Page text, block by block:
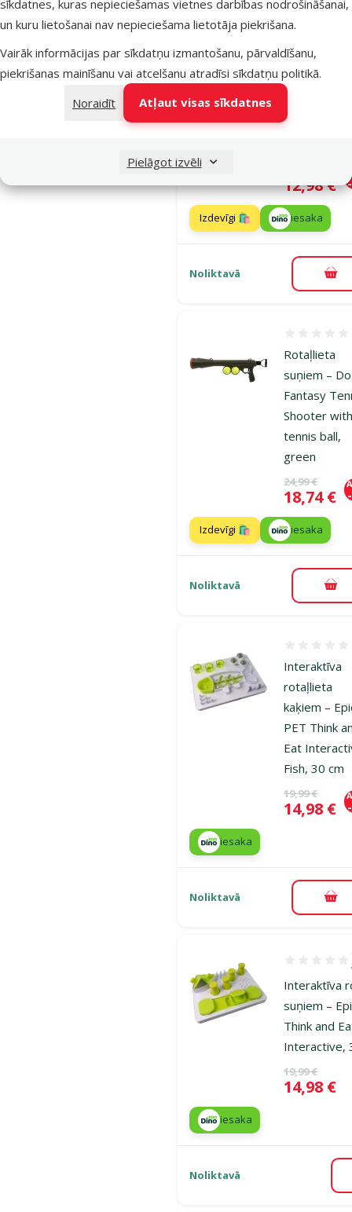
sīkdatnes, kuras nepieciešamas vietnes darbības nodrošināšanai,
un kuru lietošanai nav nepieciešama lietotāja piekrišana.
Vairāk informācijas par sīkdatņu izmantošanu, pārvaldīšanu,
piekrišanas mainīšanu vai atcelšanu atradīsi sīkdatņu politikā.
Noraidīt
Atļaut visas sīkdatnes
Pielāgot izvēli
Rotaļlieta
suņiem – Be
Plush
Cena
12,98 €
Izdevīgi 🛍️ iesaka
Noliktavā
Rotaļlieta
suņiem –
Fantasy
Shooter
tennis ball,
green
Oriģinālā
24,99 €
Cena
18,74 €
Izdevīgi 🛍️ iesaka
Noliktavā
Interaktīva
rotaļlieta
kaķiem –
PET Think
Eat
Fish, 30 cm
Oriģinālā
19,99 €
Cena
14,98 €
iesaka
Noliktavā
Interaktīva
suņiem –
Think and
Interactive,
Oriģinālā
19,99 €
Cena
14,98 €
iesaka
Noliktavā